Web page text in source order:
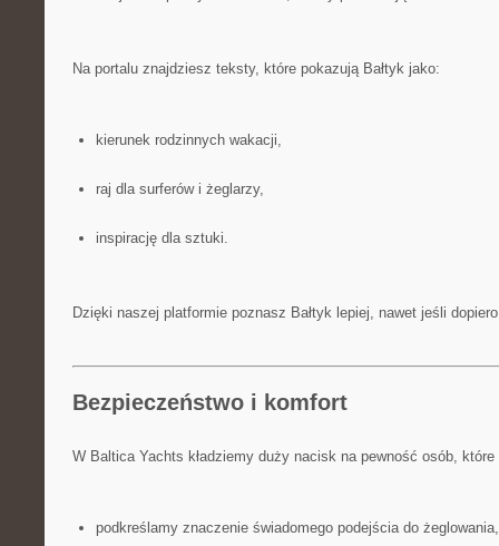
Na portalu znajdziesz teksty, które pokazują Bałtyk jako:
kierunek rodzinnych wakacji,
raj dla surferów i żeglarzy,
inspirację dla sztuki.
Dzięki naszej platformie poznasz Bałtyk lepiej, nawet jeśli
Bezpieczeństwo i komfort
W Baltica Yachts kładziemy duży nacisk na pewność osób,
podkreślamy znaczenie świadomego podejścia do żeglowania,